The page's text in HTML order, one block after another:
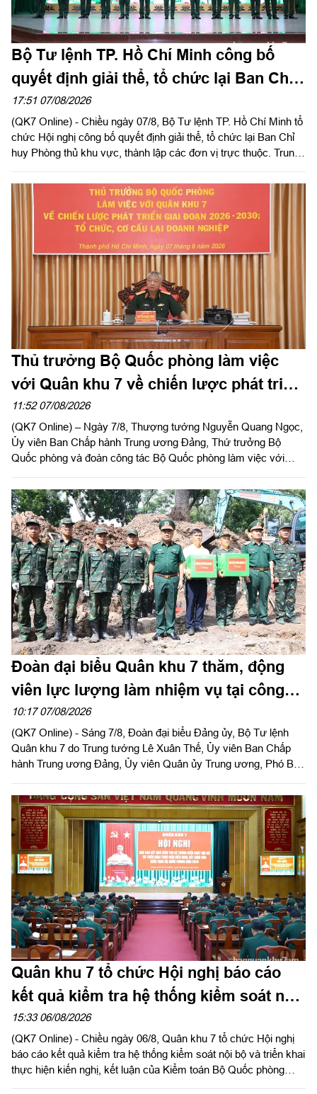
Bộ Tư lệnh TP. Hồ Chí Minh công bố
quyết định giải thể, tổ chức lại Ban Chỉ
huy PTKV, thành lập các đơn vị trực
thuộc
17:51 07/08/2026
(QK7 Online) - Chiều ngày 07/8, Bộ Tư lệnh TP. Hồ Chí Minh tổ
chức Hội nghị công bố quyết định giải thể, tổ chức lại Ban Chỉ
huy Phòng thủ khu vực, thành lập các đơn vị trực thuộc. Trung
Ủy viên Quân ủy Trung ương, Phó Bí thư Đảng ủy, Tư lệnh
Quân khu dự, chỉ đạo hội nghị. Thiếu tướng Vũ Văn Điền, Ủy
viên Ban Thường vụ Thành ủy, Tư lệnh Bộ Tư lệnh TP. Hồ Chí
Minh chủ trì hội nghị.
Thủ trưởng Bộ Quốc phòng làm việc
với Quân khu 7 về chiến lược phát triển
giai đoạn 2026 – 2030, tổ chức, cơ cấu
lại doanh nghiệp
11:52 07/08/2026
(QK7 Online) – Ngày 7/8, Thượng tướng Nguyễn Quang Ngọc,
Ủy viên Ban Chấp hành Trung ương Đảng, Thứ trưởng Bộ
Quốc phòng và đoàn công tác Bộ Quốc phòng làm việc với
chức cơ cấu lại doanh nghiệp. Thiếu tướng Đặng Văn Lẫm, Ủy
viên Thường vụ Đảng ủy, Phó Tư lệnh Quân khu tiếp đoàn.
Đoàn đại biểu Quân khu 7 thăm, động
viên lực lượng làm nhiệm vụ tại công
viên Lê Thị Riêng
10:17 07/08/2026
(QK7 Online) - Sáng 7/8, Đoàn đại biểu Đảng ủy, Bộ Tư lệnh
Quân khu 7 do Trung tướng Lê Xuân Thế, Ủy viên Ban Chấp
hành Trung ương Đảng, Ủy viên Quân ủy Trung ương, Phó Bí
hoa, dâng hương tưởng niệm cố Tổng Bí thư Trần Phú, các anh
hùng liệt sĩ và thăm, động viên lực lượng đang làm nhiệm vụ tại
công viên Lê Thị Riêng, Thành phố Hồ Chí Minh.
Quân khu 7 tổ chức Hội nghị báo cáo
kết quả kiểm tra hệ thống kiểm soát nội
bộ
15:33 06/08/2026
(QK7 Online) - Chiều ngày 06/8, Quân khu 7 tổ chức Hội nghị
báo cáo kết quả kiểm tra hệ thống kiểm soát nội bộ và triển khai
thực hiện kiến nghị, kết luận của Kiểm toán Bộ Quốc phòng